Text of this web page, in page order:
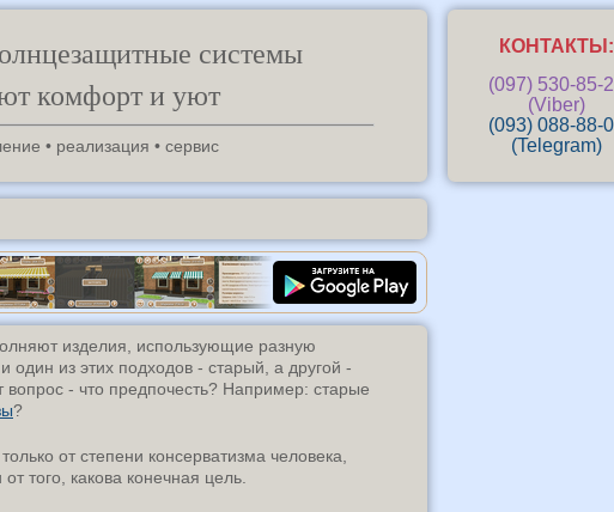
системы
комфорт и уют
• реализация • сервис
КОНТАКТЫ:
(097) 530-85-
(Viber)
(093) 088-88-
(Telegram)
Андроид-
изделия, использующие разную
один из этих подходов - старый, а другой -
- что предпочесть? Например: старые
?
от степени консерватизма человека,
того, какова конечная цель.